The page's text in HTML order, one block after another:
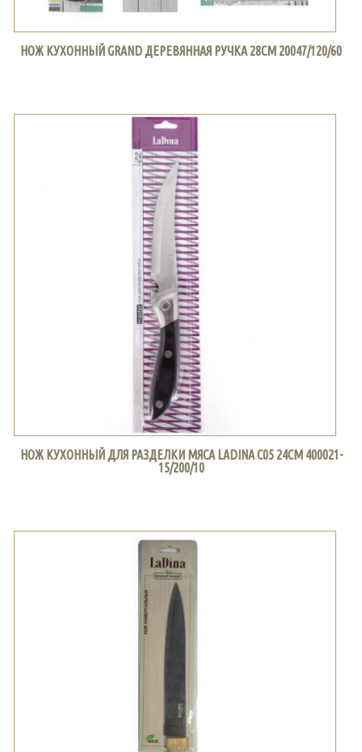
НОЖ КУХОННЫЙ GRAND ДЕРЕВЯННАЯ РУЧКА 28СМ 20047/120/60
НОЖ КУХОННЫЙ ДЛЯ РАЗДЕЛКИ МЯСА LADINA С05 24СМ 400021-
15/200/10